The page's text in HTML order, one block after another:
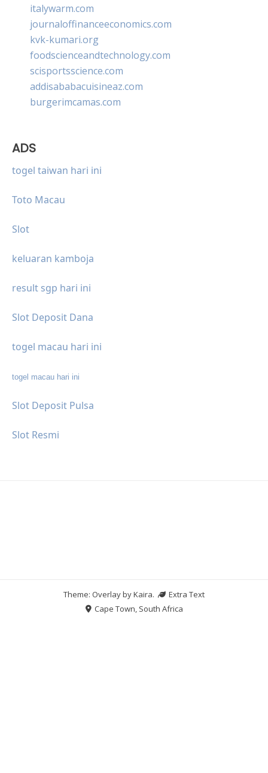
italywarm.com
journaloffinanceeconomics.com
kvk-kumari.org
foodscienceandtechnology.com
scisportsscience.com
addisababacuisineaz.com
burgerimcamas.com
ADS
togel taiwan hari ini
Toto Macau
Slot
keluaran kamboja
result sgp hari ini
Slot Deposit Dana
togel macau hari ini
togel macau hari ini
Slot Deposit Pulsa
Slot Resmi
Theme: Overlay byKaira.
Extra Text
Cape Town, South Africa